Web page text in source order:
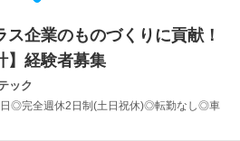
ス企業のものづくりに貢献！
】経験者募集
ック
◎完全週休2日制(土日祝休)◎転勤なし◎車